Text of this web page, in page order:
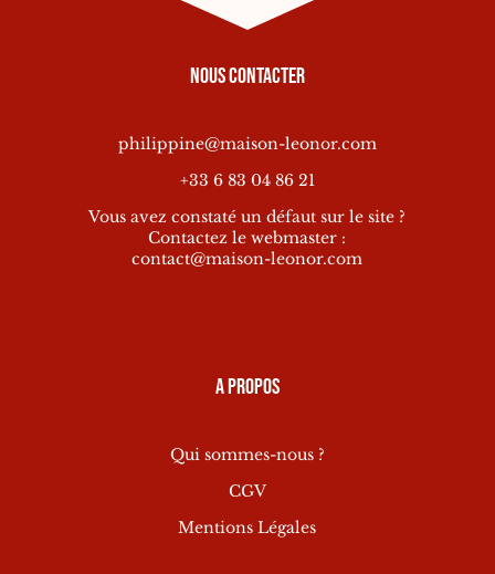
Nous contacter
philippine@maison-leonor.com
+33 6 83 04 86 21
Vous avez constaté un défaut sur le site ?
Contactez le webmaster :
contact@maison-leonor.com
A propos
Qui sommes-nous ?
CGV
Mentions Légales